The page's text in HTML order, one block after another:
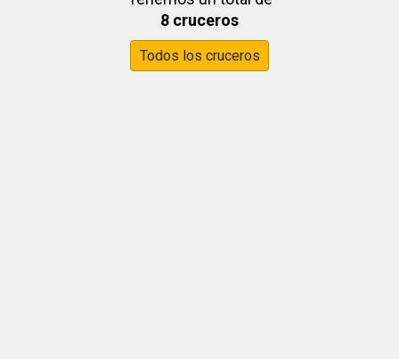
8 cruceros
Todos los cruceros